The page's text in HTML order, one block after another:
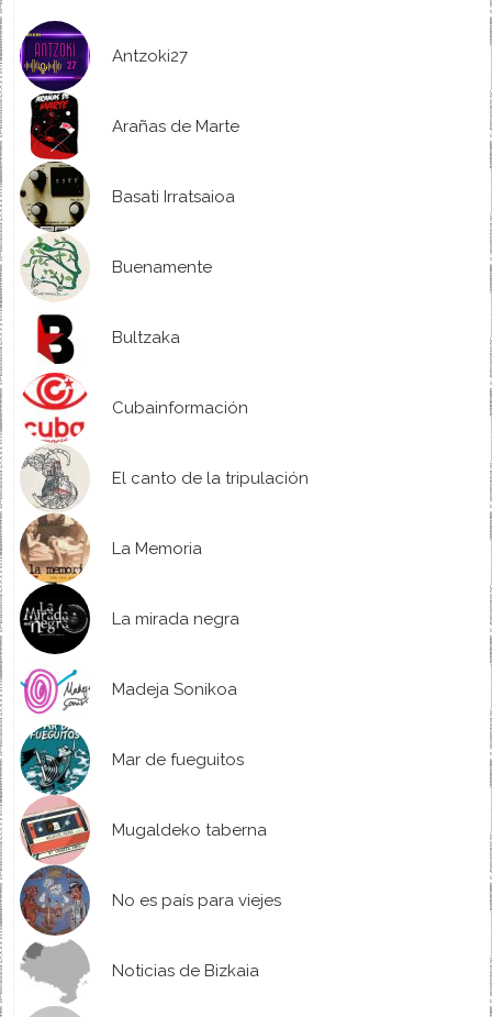
Antzoki27
Arañas de Marte
Basati Irratsaioa
Buenamente
Bultzaka
Cubainformación
El canto de la tripulación
La Memoria
La mirada negra
Madeja Sonikoa
Mar de fueguitos
Mugaldeko taberna
No es país para viejes
Noticias de Bizkaia